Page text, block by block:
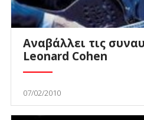
Αναβάλλει τις
Leonard Cohen
07/02/2010